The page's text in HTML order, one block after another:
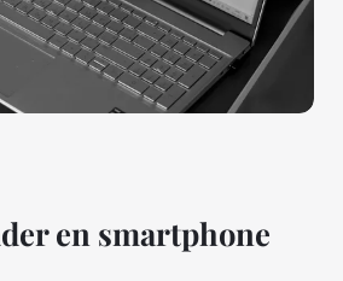
en smartphone